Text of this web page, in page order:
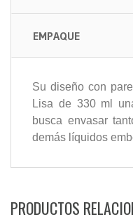
EMPAQUE
Su diseño con
Lisa de 330 ml
busca envasar
demás líquidos
PRODUCTOS